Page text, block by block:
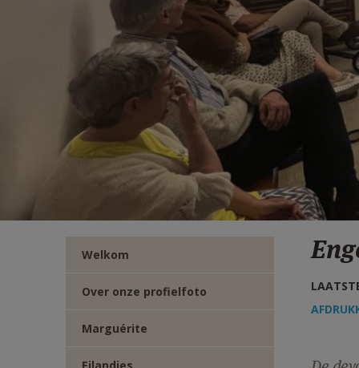
Welkom
Over onze profielfoto
Marguérite